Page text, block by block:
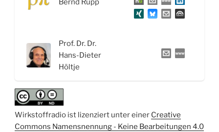
Antidiabetika“Bernd Rupp
Prof. Dr. Dr.
Hans-Dieter
Höltje
Wirkstoffradio ist lizenziert unter einer Creative
Commons Namensnennung - Keine Bearbeitungen 4.0